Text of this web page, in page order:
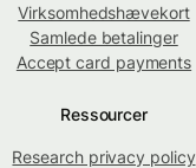
Virksomhedshævekort
Samlede betalinger
Accept card payments
Ressourcer
Research privacy policy